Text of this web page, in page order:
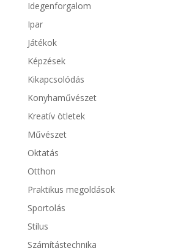
Idegenforgalom
Ipar
Játékok
Képzések
Kikapcsolódás
Konyhaművészet
Kreatív ötletek
Művészet
Oktatás
Otthon
Praktikus megoldások
Sportolás
Stílus
Számítástechnika